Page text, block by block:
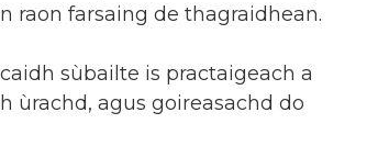
raon farsaing de thagraidhean.
sùbailte is practaigeach a
​​ùrachd, agus goireasachd do